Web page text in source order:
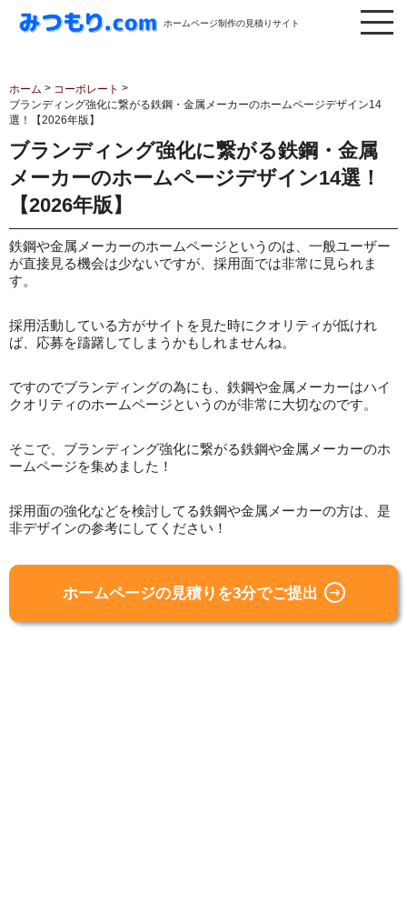
ホームページ制作の見積りサイト
ホーム > コーポレート >
ブランディング強化に繋がる鉄鋼・金属メーカーのホームページデザイン14
選！【2026年版】
ブランディング強化に繋がる鉄鋼・金属
メーカーのホームページデザイン14選！
【2026年版】
鉄鋼や金属メーカーのホームページというのは、一般ユーザー
が直接見る機会は少ないですが、採用面では非常に見られま
す。
採用活動している方がサイトを見た時にクオリティが低けれ
ば、応募を躊躇してしまうかもしれませんね。
ですのでブランディングの為にも、鉄鋼や金属メーカーはハイ
クオリティのホームページというのが非常に大切なのです。
そこで、ブランディング強化に繋がる鉄鋼や金属メーカーのホ
ームページを集めました！
採用面の強化などを検討してる鉄鋼や金属メーカーの方は、是
非デザインの参考にしてください！
ホームページの見積りを3分でご提出